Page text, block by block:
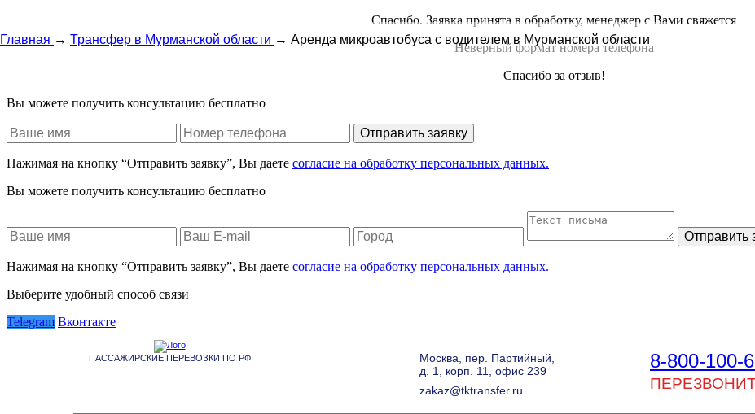
Спасибо. Заявка принята в обработку, менеджер с Вами свяжется
Неверный формат номера телефона
Спасибо за отзыв!
Вы можете получить консультацию бесплатно
Отправить заявку
Нажимая на кнопку “Отправить заявку”, Вы даете согласие на обработку персональных данных.
Вы можете получить консультацию бесплатно
Отправить
Нажимая на кнопку “Отправить заявку”, Вы даете согласие на обработку персональных данных.
Выберите удобный способ связи
Telegram Вконтакте
ПАССАЖИРСКИЕ ПЕРЕВОЗКИ ПО РФ
8-800-100-
Москва, пер. Партийный,
д. 1, корп. 11, офис 239
zakaz@tktransfer.ru
Главная → Трансфер в Мурманской области → Аренда микроавтобуса с водителем в Мурманской области